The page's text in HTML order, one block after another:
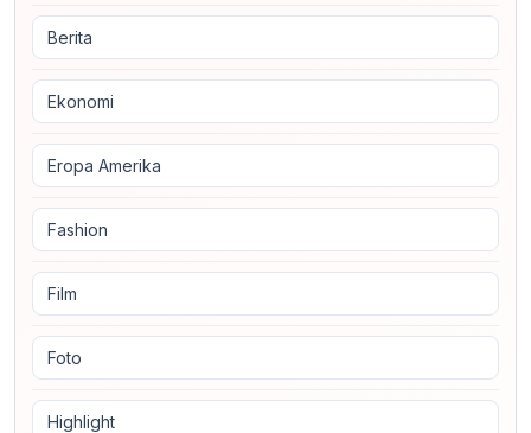
Berita
Ekonomi
Eropa Amerika
Fashion
Film
Foto
Highlight